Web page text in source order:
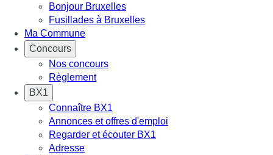
Bonjour Bruxelles
Fusillades à Bruxelles
Ma Commune
Concours
Nos concours
Règlement
BX1
Connaître BX1
Annonces et offres d'emploi
Regarder et écouter BX1
Adresse